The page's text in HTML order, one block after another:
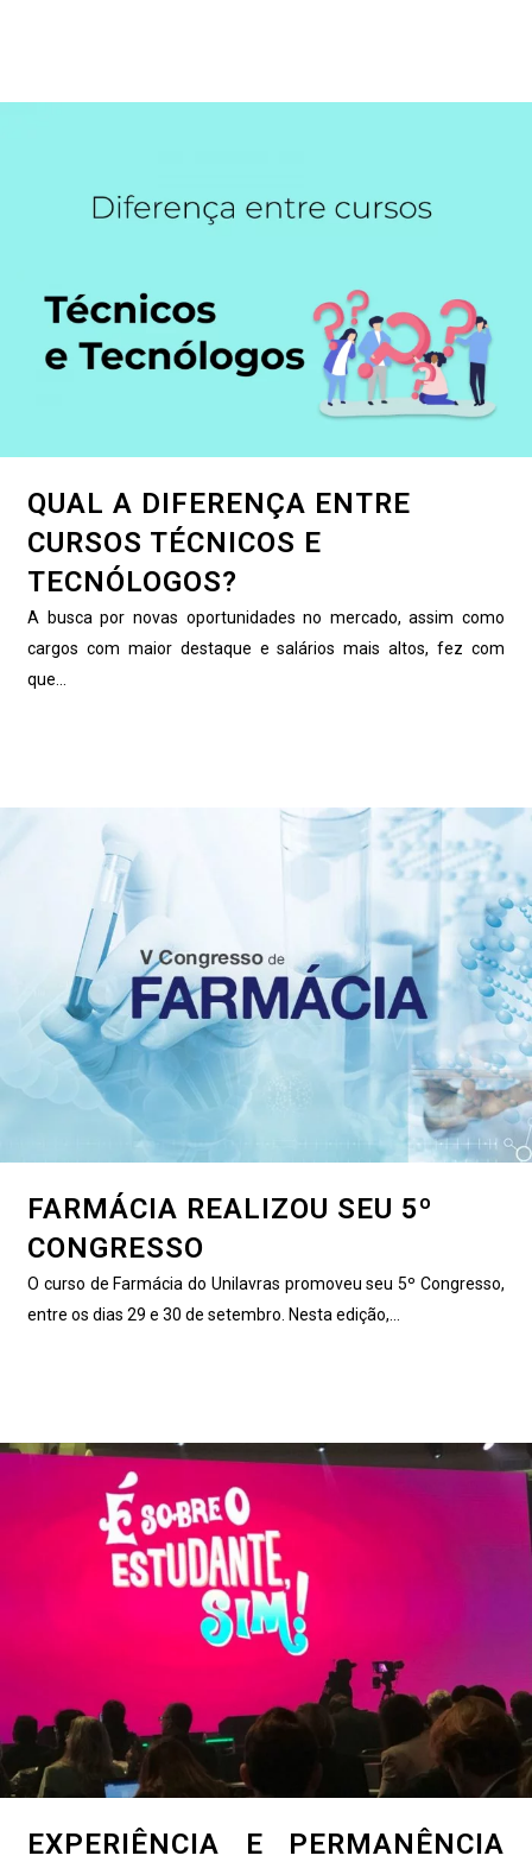
QUAL A DIFERENÇA ENTRE
CURSOS TÉCNICOS E
TECNÓLOGOS?
A busca por novas oportunidades no mercado, assim como
cargos com maior destaque e salários mais altos, fez com
que...
FARMÁCIA REALIZOU SEU 5º
CONGRESSO
O curso de Farmácia do Unilavras promoveu seu 5º Congresso,
entre os dias 29 e 30 de setembro. Nesta edição,...
EXPERIÊNCIA E PERMANÊNCIA